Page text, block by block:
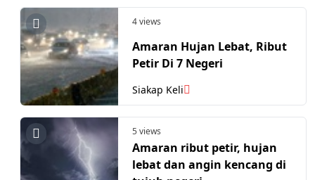
4 views
Amaran Hujan Lebat, Ribut
Petir Di 7 Negeri
Siakap Keli
5 views
Amaran ribut petir, hujan
lebat dan angin kencang di